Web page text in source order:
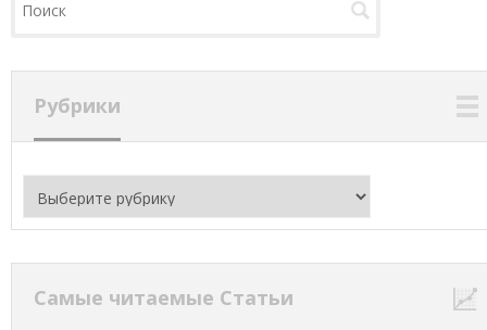
Рубрики
Рубрики
Самые читаемые Статьи